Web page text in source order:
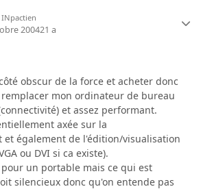
INpactien
200421 a
obscur de la force et acheter donc
mon ordinateur de bureau
et assez performant.
axée sur la
également de l'édition/visualisation
ou DVI si ca existe).
pour un portable mais ce qui est
silencieux donc qu'on entende pas